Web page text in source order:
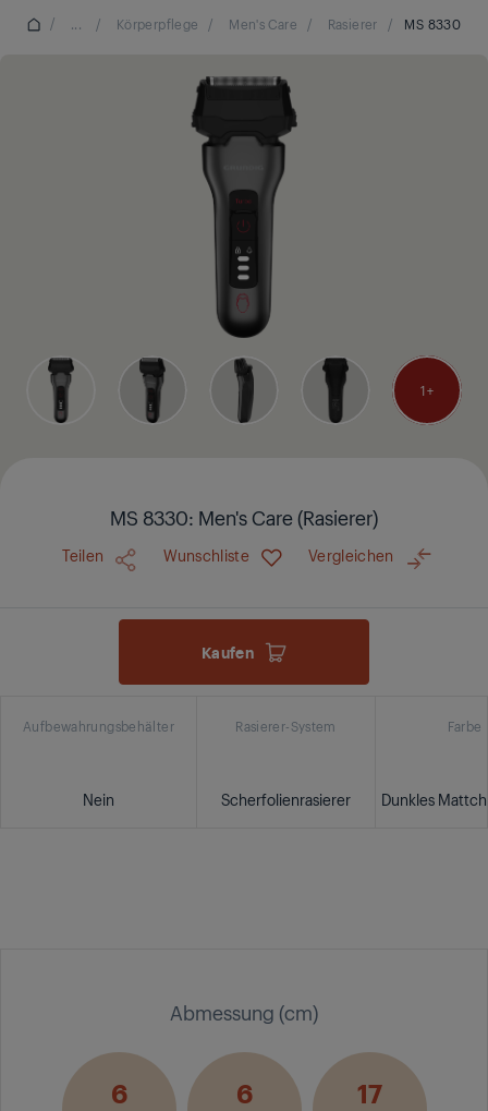
/ ... / Körperpflege / Men's Care / Rasierer / MS 8330
1
MS 8330: Men's Care (Rasierer)
Teilen Wunschliste Vergleichen
Kaufen
Aufbewahrungsbehälter
Nein
Rasierer-System
Scherfolienrasierer
Farbe
Dunkles
Abmessung (cm)
6 6 17